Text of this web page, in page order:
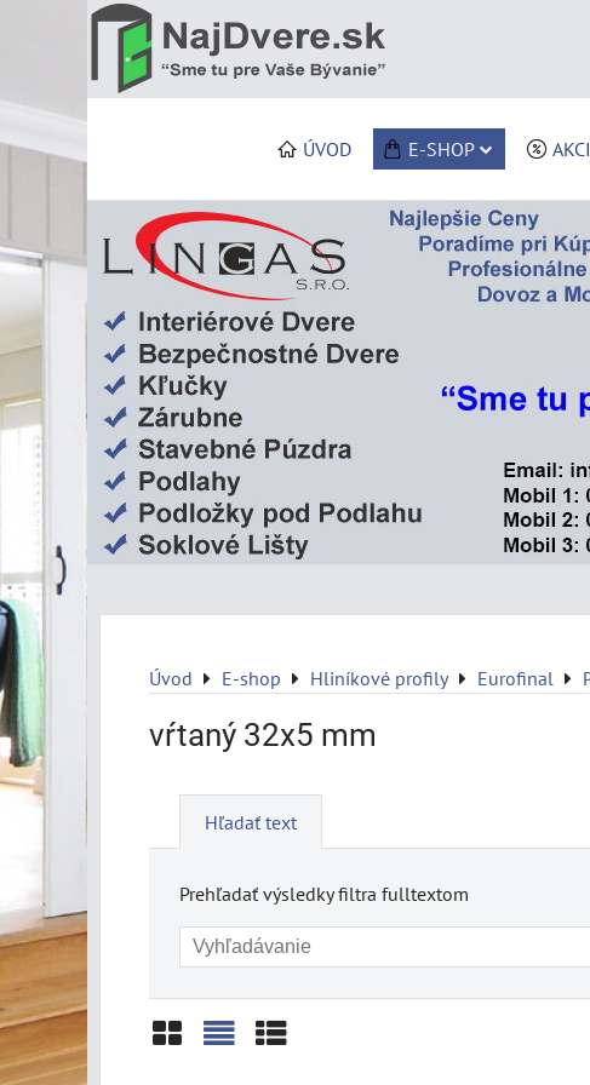
ÚVOD E-SHOP
Úvod E-shop Hliníkové profily Eurofinal
vŕtaný 32x5 mm
Hľadať text
Prehľadať výsledky filtra fulltextom